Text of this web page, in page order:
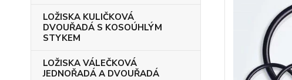
LOŽISKA KULIČKOVÁ
DVOUŘADÁ S KOSOÚHLÝM
STYKEM
LOŽISKA VÁLEČKOVÁ
JEDNOŘADÁ A DVOUŘADÁ